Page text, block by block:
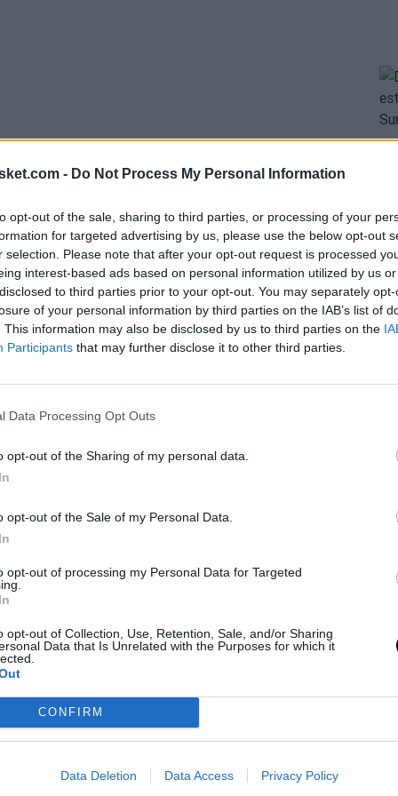
- Do Not Process My Personal Information
opt-out of the sale, sharing to third parties, or processing of your
for targeted advertising by us, please use the below opt-out
selection. Please note that after your opt-out request is processed
interest-based ads based on personal information utilized by us
to third parties prior to your opt-out. You may separately
of your personal information by third parties on the IAB’s list of
This information may also be disclosed by us to third parties on the
Participants that may further disclose it to other third parties.
Data Processing Opt Outs
opt-out of the Sharing of my personal data.
opt-out of the Sale of my Personal Data.
opt-out of processing my Personal Data for Targeted
opt-out of Collection, Use, Retention, Sale, and/or Sharing
Data that Is Unrelated with the Purposes for which it
CONFIRM
Data Deletion Data Access Privacy Policy
the year.#HereTheyCome
Este por primera vez en su historia tras
Gran partido de Serge Ibaka, que fue el máximo
metió 5 de los 7 triples que intentó.
Angeles Lakers en el Staples Center por
de la Conferencia Oeste. El mejor en los
con el mejor Mirotic de la temporada:
momentos en el Oeste igualado a victorias y